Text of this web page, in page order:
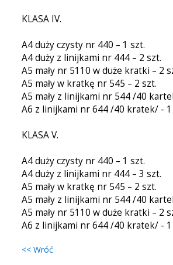
KLASA IV.
A4 duży czysty nr 440 – 1 szt.
A4 duży z linijkami nr 444 – 2 szt.
A5 mały nr 5110 w duże kratki – 2
A5 mały w kratkę nr 545 – 2 szt.
A5 mały z linijkami nr 544 /40
A6 z linijkami nr 644 /40 kratek/ - 1
KLASA V.
A4 duży czysty nr 440 – 1 szt.
A4 duży z linijkami nr 444 – 3 szt.
A5 mały w kratkę nr 545 – 2 szt.
A5 mały z linijkami nr 544 /40
A5 mały nr 5110 w duże kratki – 2
A6 z linijkami nr 644 /40 kratek/ - 1
<< Wróć